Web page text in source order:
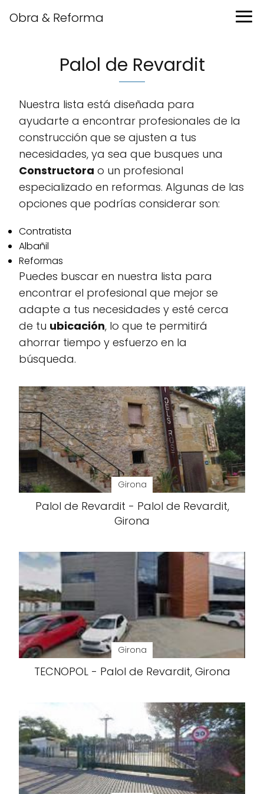
Obra & Reforma
Palol de Revardit
Nuestra lista está diseñada para
ayudarte a encontrar profesionales de la
construcción que se ajusten a tus
necesidades, ya sea que busques una
Constructora o un profesional
especializado en reformas. Algunas de las
opciones que podrías considerar son:
Contratista
Albañil
Reformas
Puedes buscar en nuestra lista para
encontrar el profesional que mejor se
adapte a tus necesidades y esté cerca
de tu ubicación, lo que te permitirá
ahorrar tiempo y esfuerzo en la
búsqueda.
Girona
Palol de Revardit - Palol de Revardit,
Girona
Girona
TECNOPOL - Palol de Revardit, Girona